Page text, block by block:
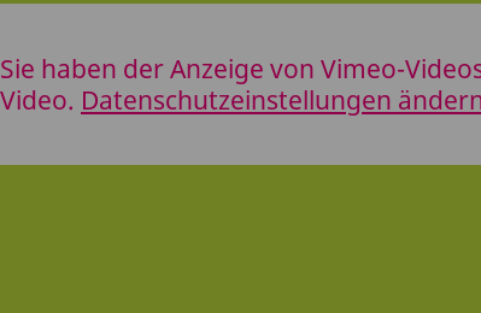
Sie haben der Anzeige von Vimeo-
Video. Datenschutzeinstellungen